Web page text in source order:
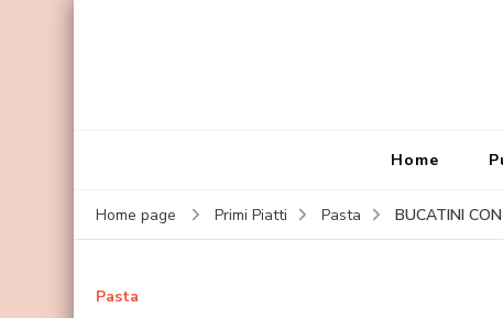
Home
Home page Primi Piatti Pasta BUCATINI
Pasta